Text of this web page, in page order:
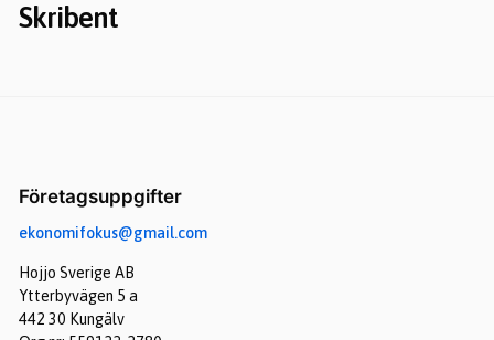
Skribent
Företagsuppgifter
ekonomifokus@gmail.com
Hojjo Sverige AB
Ytterbyvägen 5 a
442 30 Kungälv